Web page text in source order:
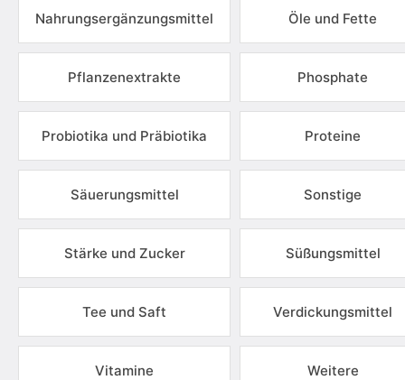
Nahrungsergänzungsmittel Öle und Fette
Pflanzenextrakte Phosphate
Probiotika und Präbiotika Proteine
Säuerungsmittel Sonstige
Stärke und Zucker Süßungsmittel
Tee und Saft Verdickungsmittel
Vitamine
Weitere